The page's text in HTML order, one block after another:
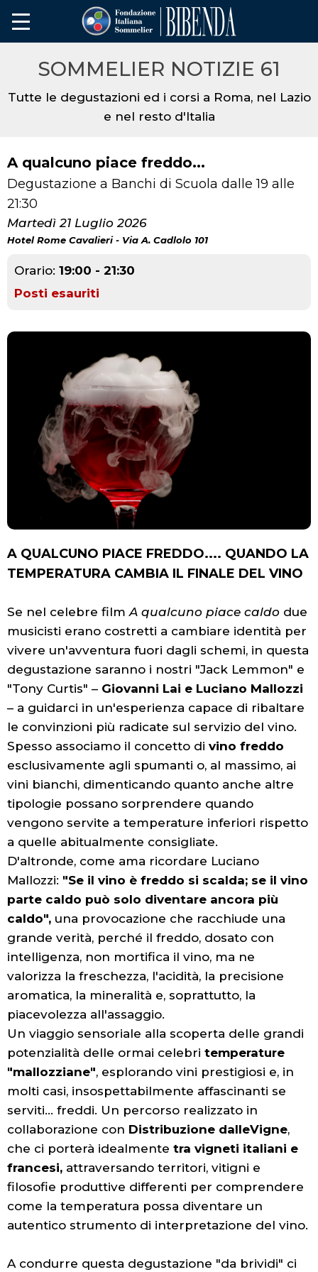
SOMMELIER NOTIZIE 61
Tutte le degustazioni ed i corsi a Roma, nel Lazio
e nel resto d'Italia
A qualcuno piace freddo...
Degustazione a Banchi di Scuola dalle 19 alle
21:30
Martedì 21 Luglio 2026
Hotel Rome Cavalieri - Via A. Cadlolo 101
Orario: 19:00 - 21:30
Posti esauriti
A QUALCUNO PIACE FREDDO.... QUANDO LA
TEMPERATURA CAMBIA IL FINALE DEL VINO
Se nel celebre film A qualcuno piace caldo due
musicisti erano costretti a cambiare identità per
vivere un'avventura fuori dagli schemi, in questa
degustazione saranno i nostri "Jack Lemmon" e
"Tony Curtis" – Giovanni Lai e Luciano Mallozzi
– a guidarci in un'esperienza capace di ribaltare
le convinzioni più radicate sul servizio del vino.
Spesso associamo il concetto di vino freddo
esclusivamente agli spumanti o, al massimo, ai
vini bianchi, dimenticando quanto anche altre
tipologie possano sorprendere quando
vengono servite a temperature inferiori rispetto
a quelle abitualmente consigliate.
D'altronde, come ama ricordare Luciano
Mallozzi: "Se il vino è freddo si scalda; se il vino
parte caldo può solo diventare ancora più
caldo", una provocazione che racchiude una
grande verità, perché il freddo, dosato con
intelligenza, non mortifica il vino, ma ne
valorizza la freschezza, l'acidità, la precisione
aromatica, la mineralità e, soprattutto, la
piacevolezza all'assaggio.
Un viaggio sensoriale alla scoperta delle grandi
potenzialità delle ormai celebri temperature
"mallozziane", esplorando vini prestigiosi e, in
molti casi, insospettabilmente affascinanti se
serviti... freddi. Un percorso realizzato in
collaborazione con Distribuzione dalleVigne,
che ci porterà idealmente tra vigneti italiani e
francesi, attraversando territori, vitigni e
filosofie produttive differenti per comprendere
come la temperatura possa diventare un
autentico strumento di interpretazione del vino.
A condurre questa degustazione "da brividi" ci